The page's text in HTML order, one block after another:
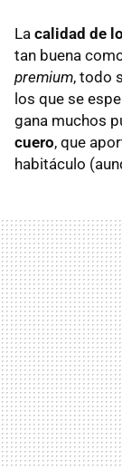
La calidad de
tan buena
premium, todo
los que se
gana muchos
cuero, que
habitáculo